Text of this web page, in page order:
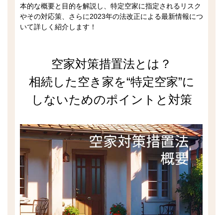
本的な概要と目的を解説し、特定空家に指定されるリスク
やその対応策、さらに2023年の法改正による最新情報につ
いて詳しく紹介します！
空家対策措置法とは？
相続した空き家を“特定空家”に
しないためのポイントと対策